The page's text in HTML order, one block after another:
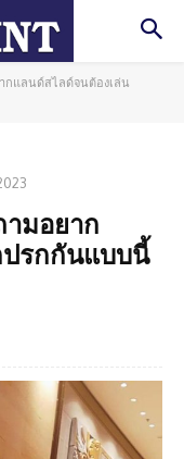
กแลนด์สไลด์จนต้องเล่น
ามอยาก
รกกันแบบนี้